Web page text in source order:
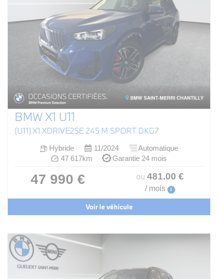
BMW X1 U11
(U11) X1 XDRIVE25E 245 M SPORT DKG7
Hybride 11/2024
Automatique
47 617km
Garantie 24 mois
47 990 € ou 481.00 €
/ mois i
Voir le véhicule